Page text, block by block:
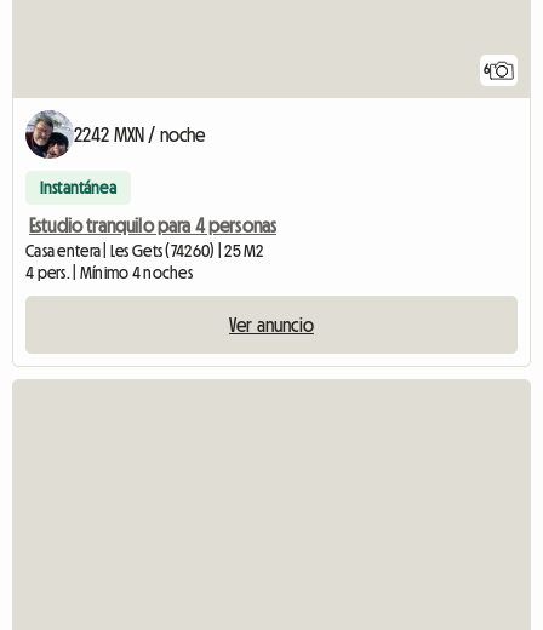
6
2242 MXN / noche
Instantánea
Estudio tranquilo para 4 personas
Casa entera | Les Gets (74260) | 25 M2
4 pers. | Mínimo 4 noches
Ver anuncio